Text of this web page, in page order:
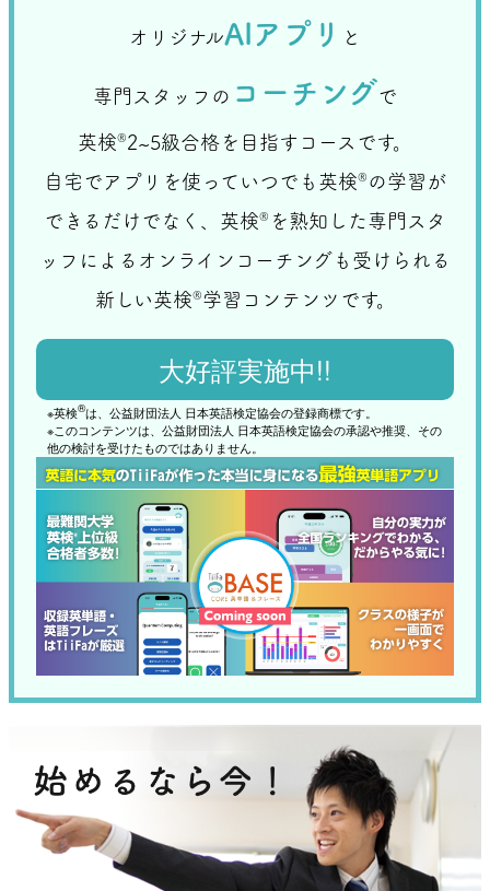
② 各学校が独自に生徒を選べる「学校特色
各高校は、最大50％までを 学校ごとのやり方
で選抜できます。（生徒は「学校特色枠」で
受験するか希望できる）
例えば…
• 英語を重視する高校
• 理数を重視する高校
• 面接や作文を実施する高校
▶ 高校ごとに必要な力が違うので、志望校に
合わせた対策がより大切になります。
③ 英語資格のルールが変わる
英検の点数換算（読替率）が変わります。
• 英検1級・準1級 → 90％扱い
• 英検2級 → 70％扱い
▶ 「得点換算される英語資格を取得していれ
ば入試で有利になる」ということはこれまで
と変わりません。
④ 第2志望校も出願できる（条件あり）
第1志望校が定員割れしている場合に限り、第
2志望校への出願 ができるようになります。
▶ 公立高校受験のチャンスが増えます。
早期の受験準備が重要に
大阪府では高校授業料が無償化されているた
め、その分、教育費を学習塾に充てて、 小学
生・中学生のうちから塾で準備を始める家庭
が増えています。
▶ 特色枠を見据えた学習対策や英検対策な
ど、早いスタートが合格の鍵になるでしょ
大阪府は、令和10年度（2028年度）から公立
高校の入試制度を改正すると発表しました。
「何がどう変わるのか」「
どんな準備が必要な
のか」をまとめてみましょう。
① 入試日程が１回にまとまり、時期が早くな
る
これまで複数あった入試日程が １つに統一 さ
れます。さらに、入試の日程が 3月上旬に早ま
ります。
▶ 早く本番が来るので、早い時期からしっか
り準備が必要になります。
② 各学校が独自に生徒を選べる「学校特色
枠」ができる
各高校は、最大50％までを 学校ごとのやり方
で選抜できます。（生徒は「学校特色枠」で受
験するか希望できる）
例えば…
• 英語を重視する高校
• 理数を重視する高校
• 面接や作文を実施する高校
▶ 高校ごとに必要な力が違うので、志望校に
合わせた対策がより大切になります。
③ 英語資格のルールが変わる
英検の点数換算（読替率）が変わります。
• 英検1級・準1級 → 90％扱い
• 英検2級 → 70％扱い
▶ 「得点換算される英語資格を取得していれ
④ 第2志望校も出願できる（条件あり）
志望校への出願 ができるようになります。
▶ 公立高校受験のチャンスが増えます。
早期の受験準備が重要に
大阪府では高校授業料が無償化されているた
め、その分、教育費を学習塾に充てて、 小学
増えています。
▶ 特色枠を見据えた学習対策や英検対策な
ど、早いスタートが合格の鍵になるでしょう。
三国丘高校合格
北野高校合格
細川 亜瑚 さん
実際の入試さながらのV特訓講座！
選抜V特訓講座では、同じ学力くらいの知らない同級
生と同じ教室で授業を受けるので、実際の入試と同
じ気持ちで心地よい緊張感で取り組めました。ま
た、周りと比べて自分のできていないところを把握
ました。先生がとことん手厚いサポートをしてくだ
さり、その上で、勉強面以外でも生徒とたくさんコ
塾にはない立志館だけの良さです！
泉陽高校合格
古野 しおり さん
（阪南市立鳥取東中学校）
苦手教科の偏差値が１６もアップ！
公立特訓で行われたテストで先生が毎回コメントを
書いてくださり奮起できました。最初は目標点より
低かったけれどそのおかげで、最後の方ではずっと
目標点より高い点数を取ることができました！ま
た、社会では全都道府県の過去問マラソンが夏から
始まり、半年かけてすべて解き切りました。わから
ないところは先生がいつも丁寧に教えてくださった
オリジナルAIアプリ と
専門スタッフの コーチングで
英検® 2~5級合格を目指すコースです。
自宅でアプリを使っていつでも英検® の学習が
できるだけでなく、英検® を熟知した専門スタ
ッフによるオンラインコーチングも受けられる
新しい英検® 学習コンテンツです。
大好評実施中!!
※英検®は、公益財団法人 日本英語検定協会の登録商標です。
※このコンテンツは、公益財団法人 日本英語検定協会の承認や推奨、その
他の検討を受けたものではありません。